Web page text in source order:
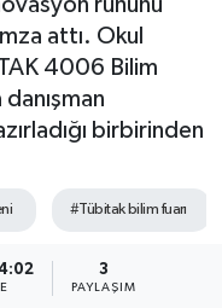
ruhunu
attı. Okul
4006 Bilim
birbirinden
#Tübitak bilim fuarı
3
PAYLAŞIM